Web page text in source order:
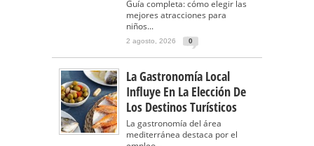
Guía completa: cómo elegir las
mejores atracciones para
niños...
2 agosto, 2026 0
La Gastronomía Local
Influye En La Elección De
Los Destinos Turísticos
La gastronomía del área
mediterránea destaca por el